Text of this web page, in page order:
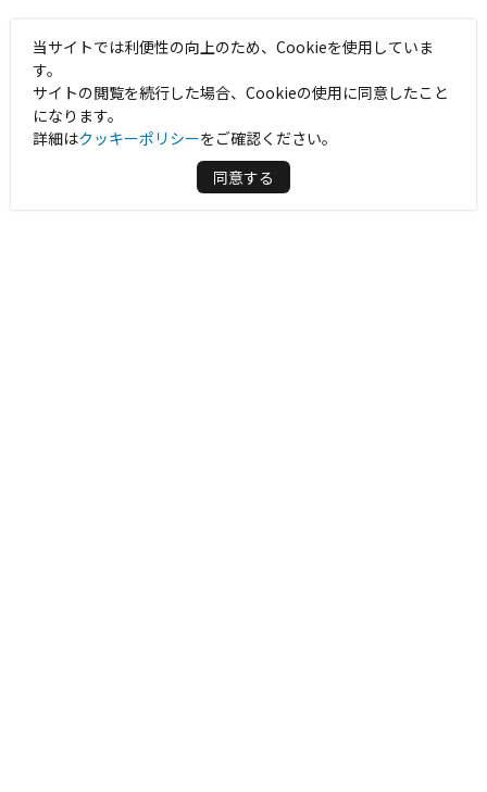
当サイトでは利便性の向上のため、Cookieを使用していま
す。
サイトの閲覧を続行した場合、Cookieの使用に同意したこと
になります。
詳細はクッキーポリシーをご確認ください。
同意する